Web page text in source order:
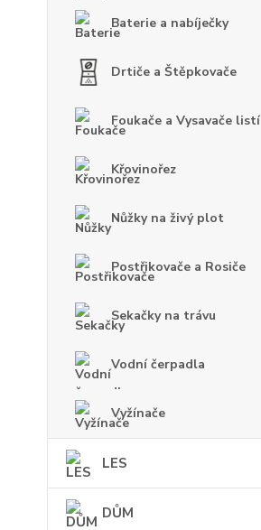
Baterie a nabíječky
Drtiče a Štěpkovače
Foukače a Vysavače listí
Křovinořez
Nůžky na živý plot
Postřikovače a Rosiče
Sekačky na trávu
Vodní čerpadla
Vyžínače
LES
DŮM